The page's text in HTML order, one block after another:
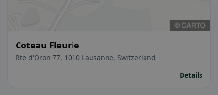
Coteau Fleurie
Rte d'Oron 77, 1010 Lausanne, Switzerland
Details